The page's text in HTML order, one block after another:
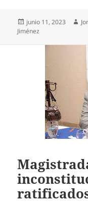
Publicado
el
junio 11, 2023
Jiménez